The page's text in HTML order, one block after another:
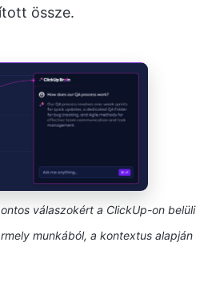
össze.
válaszokért a ClickUp-on belüli
munkából, a kontextus alapján